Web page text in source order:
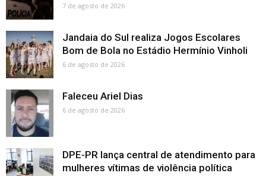
7 de agosto de 2026
Jandaia do Sul realiza Jogos Escolares
Bom de Bola no Estádio Hermínio Vinholi
6 de agosto de 2026
Faleceu Ariel Dias
6 de agosto de 2026
DPE-PR lança central de atendimento para
mulheres vítimas de violência política